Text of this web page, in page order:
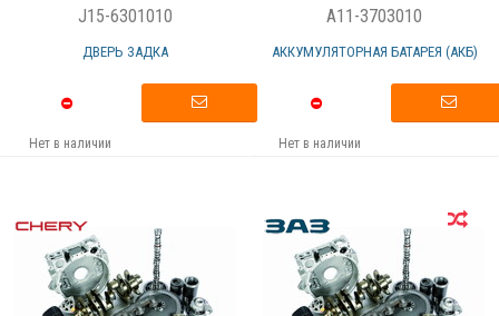
J15-6301010
ДВЕРЬ ЗАДКА
Нет в наличии
A11-3703010
АККУМУЛЯТОРНАЯ БАТАРЕЯ (АКБ)
Нет в наличии